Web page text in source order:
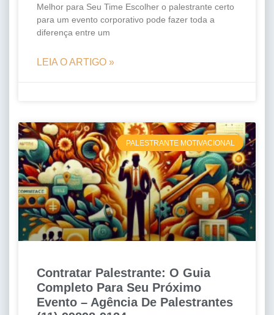
Melhor para Seu Time Escolher o palestrante certo
para um evento corporativo pode fazer toda a
diferença entre um
LEIA O ARTIGO »
PALESTRANTE MOTIVACIONAL
Contratar Palestrante: O Guia
Completo Para Seu Próximo
Evento – Agência De Palestrantes